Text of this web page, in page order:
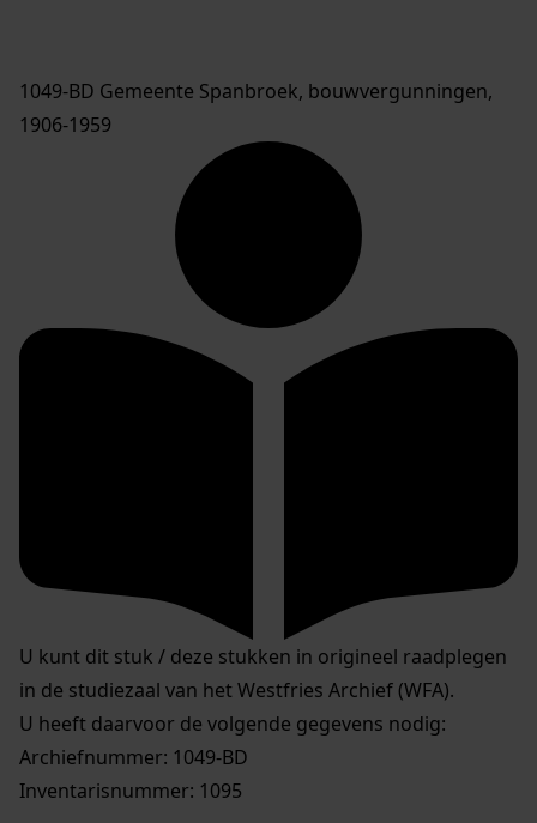
1049-BD Gemeente Spanbroek, bouwvergunningen,
1906-1959
U kunt dit stuk / deze stukken in origineel raadplegen
in de studiezaal van het Westfries Archief (WFA).
U heeft daarvoor de volgende gegevens nodig:
Archiefnummer: 1049-BD
Inventarisnummer: 1095